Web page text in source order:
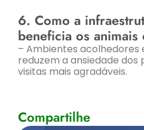
6. Como a
beneficia os animais
– Ambientes acolhedores
reduzem a ansiedade dos
visitas mais agradáveis.
Compartilhe